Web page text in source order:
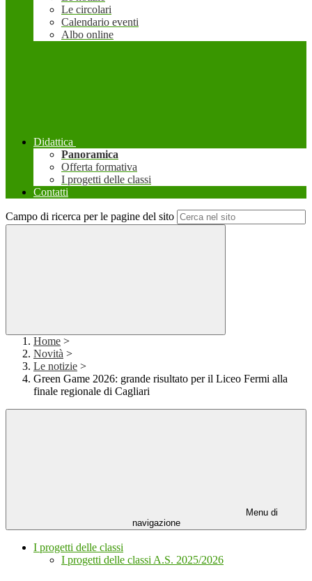
Le circolari
Calendario eventi
Albo online
Didattica
Panoramica
Offerta formativa
I progetti delle classi
Contatti
Campo di ricerca per le pagine del sito
Home >
Novità >
Le notizie >
Green Game 2026: grande risultato per il Liceo Fermi alla
finale regionale di Cagliari
Menu di
navigazione
I progetti delle classi
I progetti delle classi A.S. 2025/2026